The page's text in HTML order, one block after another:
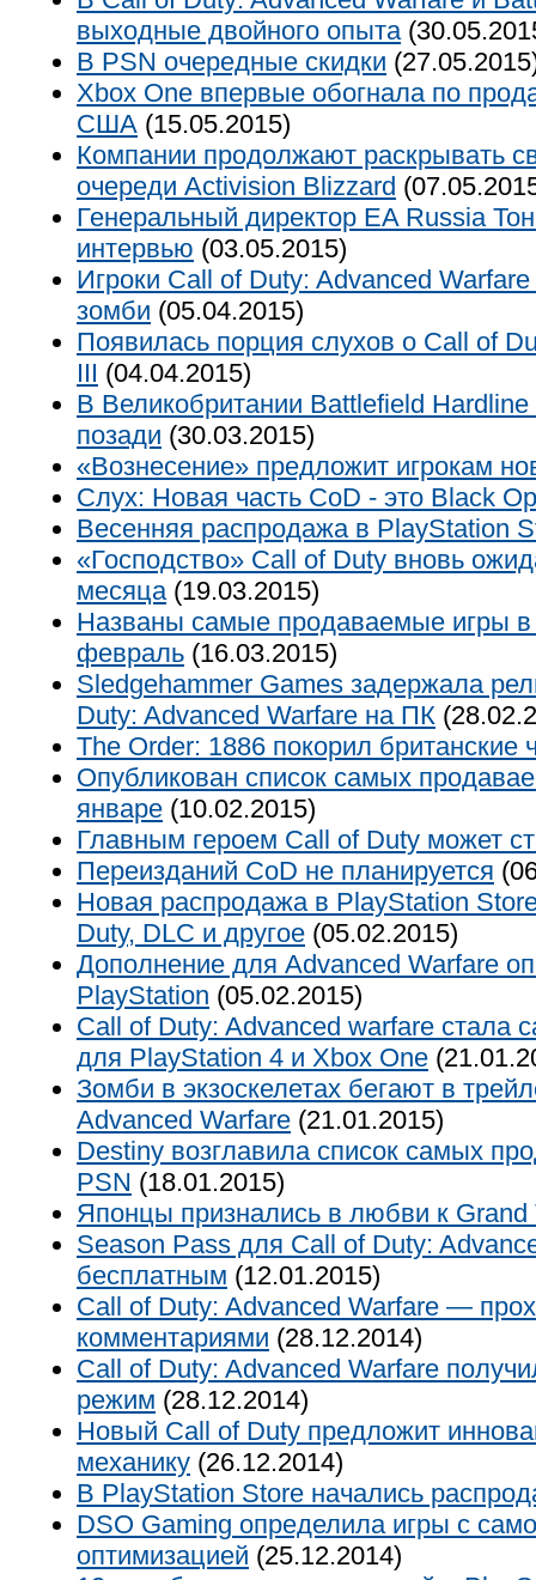
выходные двойного опыта
В PSN очередные скидки
Xbox One впервые обогнала по
США (15.05.2015)
Компании продолжают раскрывать
очереди Activision Blizzard
Генеральный директор EA Russia
интервью (03.05.2015)
Игроки Call of Duty: Advanced
зомби (05.04.2015)
Появилась порция слухов о Call of
III (04.04.2015)
В Великобритании Battlefield
позади (30.03.2015)
«Вознесение» предложит игрокам
Слух: Новая часть CoD - это Black
Весенняя распродажа в PlayStation
«Господство» Call of Duty вновь
месяца(19.03.2015)
Названы самые продаваемые игры в
февраль (16.03.2015)
Sledgehammer Games задержала
Duty: Advanced Warfare на ПК
The Order: 1886 покорил британские
Опубликован список самых
январе (10.02.2015)
Главным героем Call of Duty может
Переизданий CoD не планируется
Новая распродажа в PlayStation
Duty, DLC и другое (05.02.2015)
Дополнение для Advanced Warfare
PlayStation (05.02.2015)
Call of Duty: Advanced warfare стала
для PlayStation 4 и Xbox One
Зомби в экзоскелетах бегают в
Advanced Warfare (21.01.2015)
Destiny возглавила список самых
PSN (18.01.2015)
Японцы признались в любви к Grand
Season Pass для Call of Duty:
бесплатным (12.01.2015)
Call of Duty: Advanced Warfare —
комментариями (28.12.2014)
Call of Duty: Advanced Warfare
режим (28.12.2014)
Новый Call of Duty предложит
механику (26.12.2014)
В PlayStation Store начались
DSO Gaming определила игры с
оптимизацией (25.12.2014)